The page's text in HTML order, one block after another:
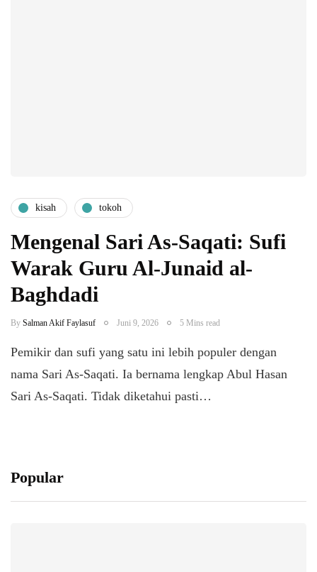
kisah tokoh
Mengenal Sari As-Saqati: Sufi
Warak Guru Al-Junaid al-
Baghdadi
By Salman Akif Faylasuf Juni 9, 2026 5 Mins read
Pemikir dan sufi yang satu ini lebih populer dengan
nama Sari As-Saqati. Ia bernama lengkap Abul Hasan
Sari As-Saqati. Tidak diketahui pasti…
Popular